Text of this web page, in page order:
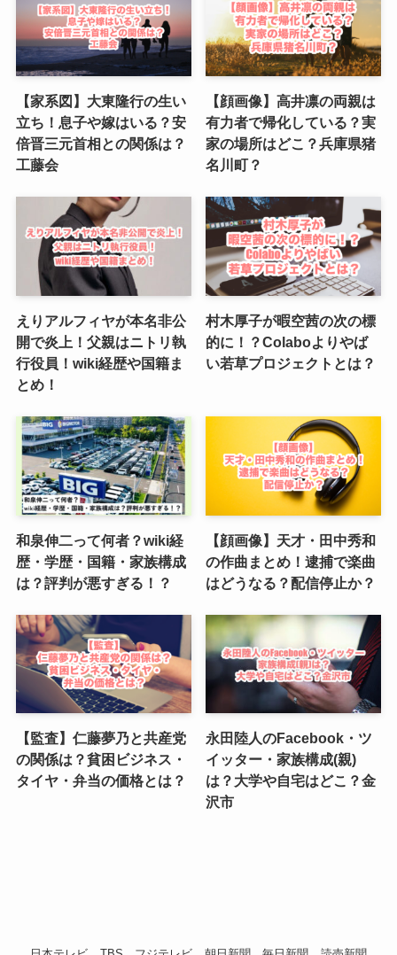
【家系図】大東隆行の生い
立ち！息子や嫁はいる？安
倍晋三元首相との関係は？
工藤会
【顔画像】高井凛の両親は
有力者で帰化している？実
家の場所はどこ？兵庫県猪
名川町？
えりアルフィヤが本名非公
開で炎上！父親はニトリ執
行役員！wiki経歴や国籍ま
とめ！
村木厚子が暇空茜の次の標
的に！？Colaboよりやば
い若草プロジェクトとは？
和泉伸二って何者？wiki経
歴・学歴・国籍・家族構成
は？評判が悪すぎる！？
【顔画像】天才・田中秀和
の作曲まとめ！逮捕で楽曲
はどうなる？配信停止か？
【監査】仁藤夢乃と共産党
の関係は？貧困ビジネス・
タイヤ・弁当の価格とは？
永田陸人のFacebook・ツ
イッター・家族構成(親)
は？大学や自宅はどこ？金
沢市